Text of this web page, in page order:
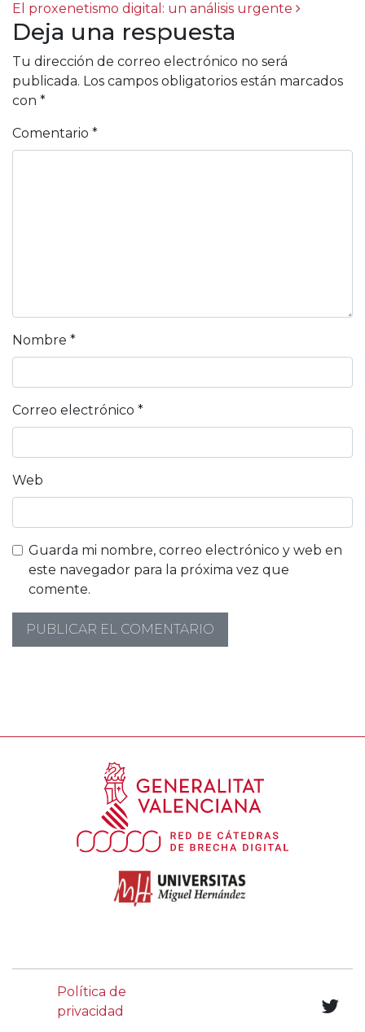
El proxenetismo digital: un análisis urgente
Deja una respuesta
Tu dirección de correo electrónico no será
publicada. Los campos obligatorios están marcados
con *
Comentario *
Nombre *
Correo electrónico *
Web
Guarda mi nombre, correo electrónico y web en
este navegador para la próxima vez que
comente.
Política de
privacidad